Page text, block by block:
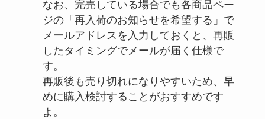
なお、完売している場合でも各商品ペー
ジの「再入荷のお知らせを希望する」で
メールアドレスを入力しておくと、再販
したタイミングでメールが届く仕様で
す。
再販後も売り切れになりやすいため、早
めに購入検討することがおすすめです
よ。